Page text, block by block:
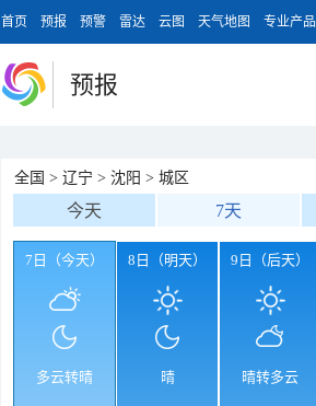
首页 预报 预警 雷达 云图 天气地图 专业产品
预报
全国 > 辽宁 > 沈阳 > 城区
今天 7天
7日（今天）
多云转晴
8日（明天）
晴
9日（后天）
晴转多云